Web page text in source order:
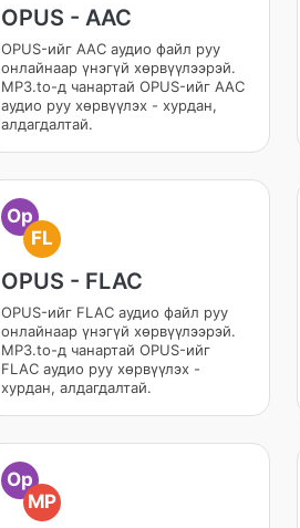
OPUS - AAC
OPUS-ийг AAC аудио файл руу
онлайнаар үнэгүй хөрвүүлээрэй.
MP3.to-д чанартай OPUS-ийг AAC
аудио руу хөрвүүлэх - хурдан,
алдагдалтай.
Op
FL
OPUS - FLAC
OPUS-ийг FLAC аудио файл руу
онлайнаар үнэгүй хөрвүүлээрэй.
MP3.to-д чанартай OPUS-ийг
FLAC аудио руу хөрвүүлэх -
хурдан, алдагдалтай.
Op
MP